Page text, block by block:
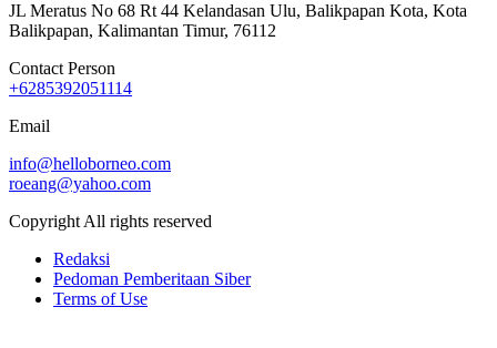
JL Meratus No 68 Rt 44 Kelandasan Ulu, Balikpapan Kota, Kota
Balikpapan, Kalimantan Timur, 76112
Contact Person
+6285392051114
Email
info@helloborneo.com
roeang@yahoo.com
Copyright All rights reserved
Redaksi
Pedoman Pemberitaan Siber
Terms of Use